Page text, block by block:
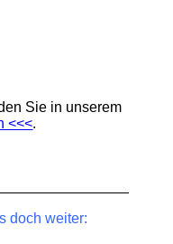
Sie in unserem
<<<.
doch weiter: